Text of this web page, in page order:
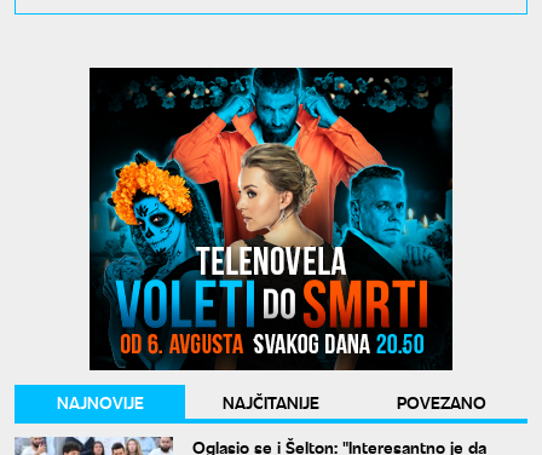
NAJNOVIJE NAJČITANIJE
POVEZANO
Oglasio se i Šelton: "Interesantno je da